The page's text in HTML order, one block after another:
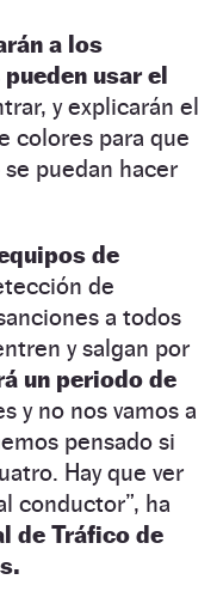
a los
usar el
y explicarán el
colores para que
puedan hacer
de
de
a todos
y salgan por
un periodo de
y no nos vamos a
pensado si
Hay que ver
conductor”, ha
de Tráfico de